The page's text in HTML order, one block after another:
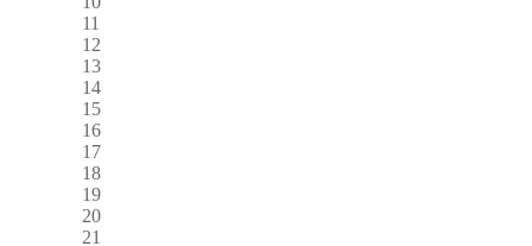
11
12
13
14
15
16
17
18
19
20
21